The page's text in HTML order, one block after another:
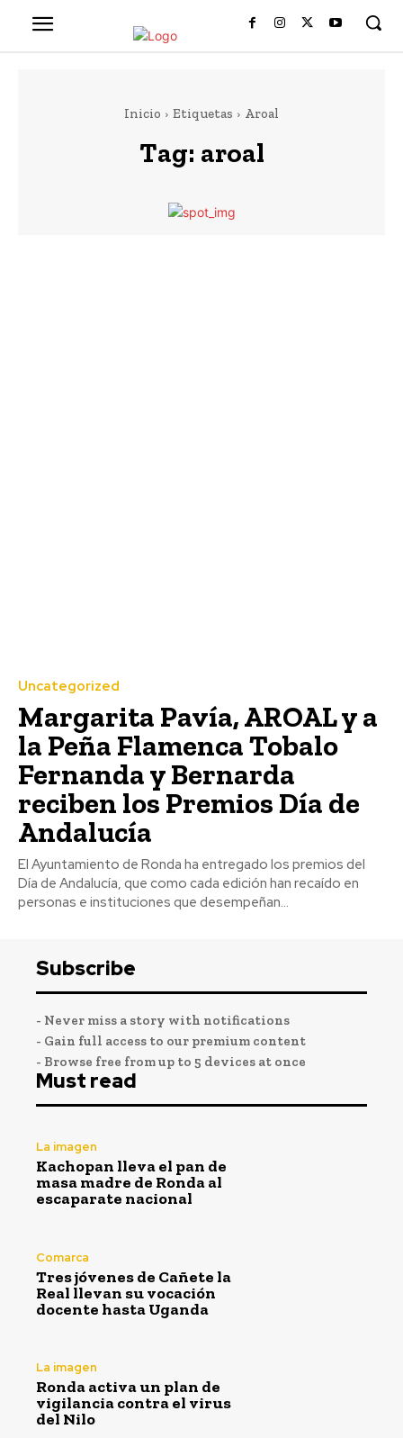
Inicio Etiquetas Aroal
Tag: aroal
Uncategorized
Margarita Pavía, AROAL y a
la Peña Flamenca Tobalo
Fernanda y Bernarda
reciben los Premios Día de
Andalucía
El Ayuntamiento de Ronda ha entregado los premios del
Día de Andalucía, que como cada edición han recaído en
personas e instituciones que desempeñan...
Subscribe
- Never miss a story with notifications
- Gain full access to our premium content
- Browse free from up to 5 devices at once
Must read
La imagen
Kachopan lleva el pan de
masa madre de Ronda al
escaparate nacional
Comarca
Tres jóvenes de Cañete la
Real llevan su vocación
docente hasta Uganda
La imagen
Ronda activa un plan de
vigilancia contra el virus
del Nilo